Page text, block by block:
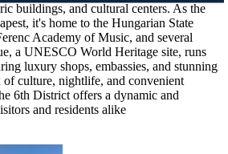
buildings, and cultural centers. As the
it's home to the Hungarian State
Academy of Music, and several
a UNESCO World Heritage site, runs
luxury shops, embassies, and stunning
culture, nightlife, and convenient
6th District offers a dynamic and
and residents alike